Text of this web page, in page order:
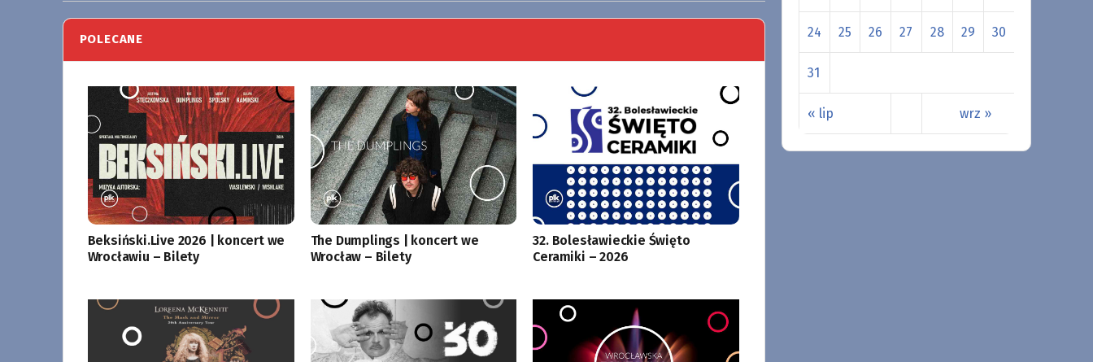
POLECANE
Beksiński.Live 2026 | koncert we
Wrocławiu – Bilety
The Dumplings | koncert we
Wrocław – Bilety
32. Bolesławieckie Święto
Ceramiki – 2026
« lip wrz »
24 25 26 27 28 29 30
31